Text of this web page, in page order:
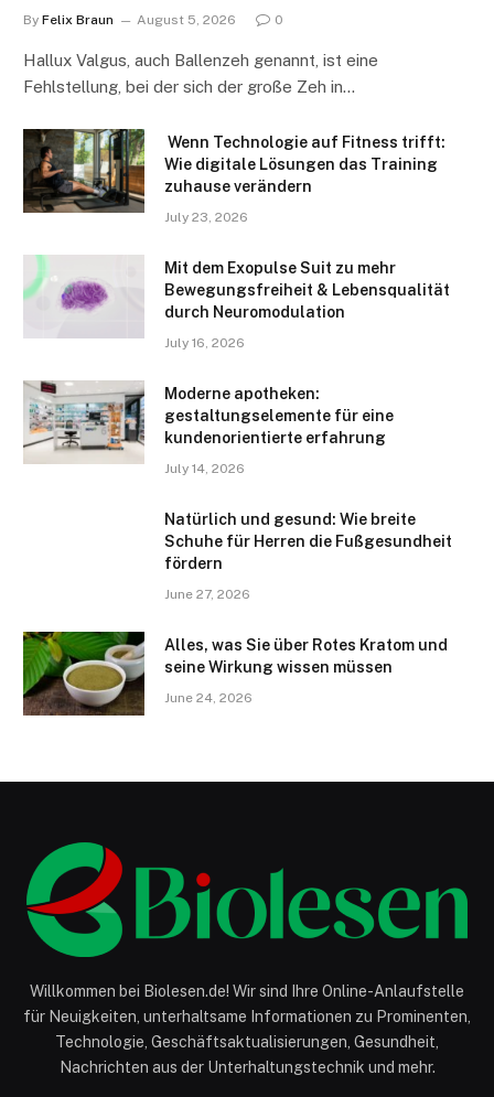
By Felix Braun August 5, 2026 0
Hallux Valgus, auch Ballenzeh genannt, ist eine
Fehlstellung, bei der sich der große Zeh in…
Wenn Technologie auf Fitness trifft:
Wie digitale Lösungen das Training
zuhause verändern
July 23, 2026
Mit dem Exopulse Suit zu mehr
Bewegungsfreiheit & Lebensqualität
durch Neuromodulation
July 16, 2026
Moderne apotheken:
gestaltungselemente für eine
kundenorientierte erfahrung
July 14, 2026
Natürlich und gesund: Wie breite
Schuhe für Herren die Fußgesundheit
fördern
June 27, 2026
Alles, was Sie über Rotes Kratom und
seine Wirkung wissen müssen
June 24, 2026
Willkommen bei Biolesen.de! Wir sind Ihre Online-Anlaufstelle
für Neuigkeiten, unterhaltsame Informationen zu Prominenten,
Technologie, Geschäftsaktualisierungen, Gesundheit,
Nachrichten aus der Unterhaltungstechnik und mehr.